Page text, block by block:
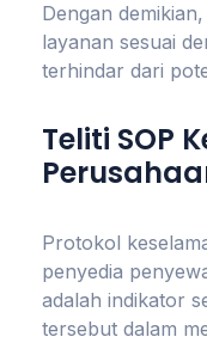
Dengan
layanan sesuai
terhindar dari
Teliti SOP
Protokol
penyedia
adalah indikator
tersebut dalam